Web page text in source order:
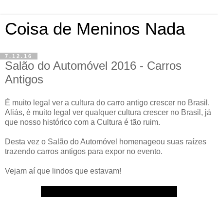
Coisa de Meninos Nada
7.12.16
Salão do Automóvel 2016 - Carros
Antigos
É muito legal ver a cultura do carro antigo crescer no Brasil.
Aliás, é muito legal ver qualquer cultura crescer no Brasil, já
que nosso histórico com a Cultura é tão ruim.
Desta vez o Salão do Automóvel homenageou suas raízes
trazendo carros antigos para expor no evento.
Vejam aí que lindos que estavam!